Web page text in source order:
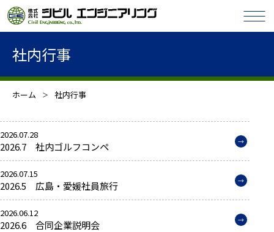
社内行事
ホーム 社内行事
2026.07.28
2026.7 社内ゴルフコンペ
2026.07.15
2026.5 広島・愛媛社員旅行
2026.06.12
2026.6 合同企業説明会